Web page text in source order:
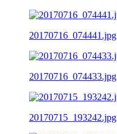
20170716_074441.jpg
20170716_074433.jpg
20170715_193242.jpg